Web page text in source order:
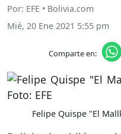
Por: EFE • Bolivia.com
Mié, 20 Ene 2021 5:55 pm
Comparte en:
Felipe Quispe "El